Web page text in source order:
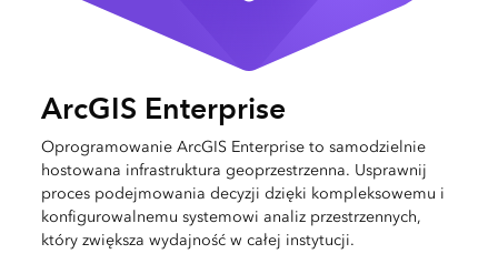
ArcGIS Enterprise
Oprogramowanie ArcGIS Enterprise to samodzielnie
hostowana infrastruktura geoprzestrzenna. Usprawnij
proces podejmowania decyzji dzięki kompleksowemu i
konfigurowalnemu systemowi analiz przestrzennych,
który zwiększa wydajność w całej instytucji.